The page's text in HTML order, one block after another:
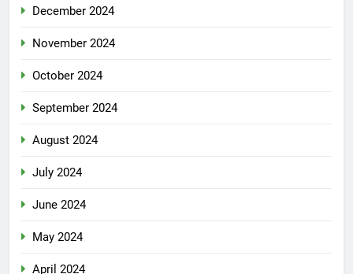
December 2024
November 2024
October 2024
September 2024
August 2024
July 2024
June 2024
May 2024
April 2024